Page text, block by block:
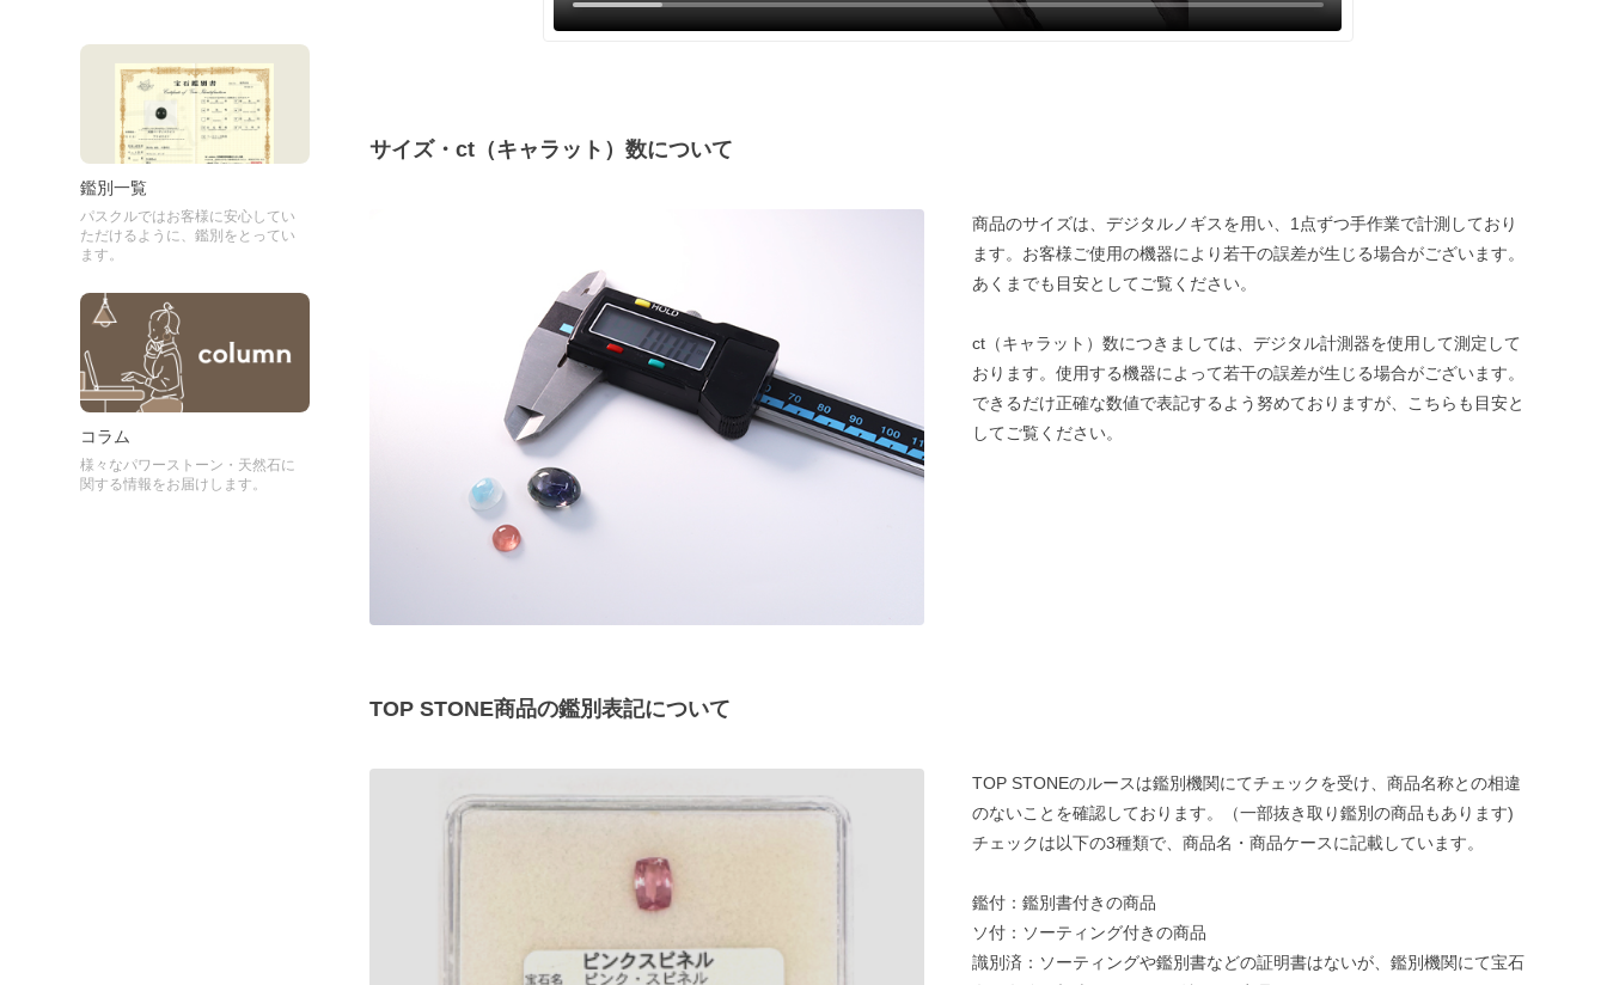
鑑別一覧
パスクルではお客様に安心してい
ただけるように、鑑別をとってい
ます。
コラム
様々なパワーストーン・天然石に
関する情報をお届けします。
サイズ・ct（キャラット）数について
商品のサイズは、デジタルノギスを用い、1点ずつ手作業で計測しており
ます。お客様ご使用の機器により若干の誤差が生じる場合がございます。
あくまでも目安としてご覧ください。
ct（キャラット）数につきましては、デジタル計測器を使用して測定して
おります。使用する機器によって若干の誤差が生じる場合がございます。
できるだけ正確な数値で表記するよう努めておりますが、こちらも目安と
してご覧ください。
TOP STONE商品の鑑別表記について
TOP STONEのルースは鑑別機関にてチェックを受け、商品名称との相違
のないことを確認しております。（一部抜き取り鑑別の商品もあります)
チェックは以下の3種類で、商品名・商品ケースに記載しています。
鑑付：鑑別書付きの商品
ソ付：ソーティング付きの商品
識別済：ソーティングや鑑別書などの証明書はないが、鑑別機関にて宝石